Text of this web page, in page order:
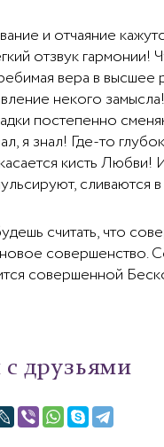
и отчаяние
отзвук
вера в
некого
постепенно
я знал! Где-то
кисть
считать, что
совершенство.
совершенной
с друзьями